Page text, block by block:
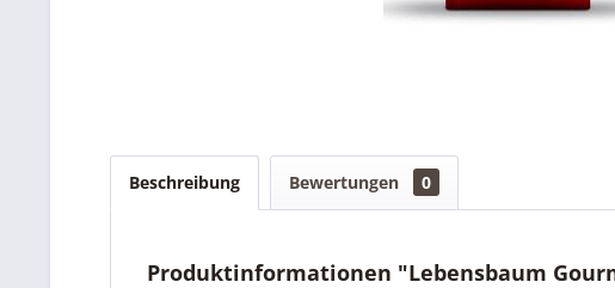
Beschreibung Bewertungen 0
Produktinformationen "Lebensbaum